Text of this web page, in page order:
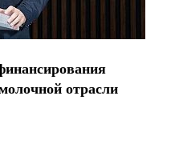
отрасли